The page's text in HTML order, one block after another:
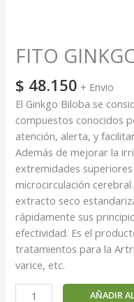
FITO
$ 48.150 + Envio
El Ginkgo Biloba se
compuestos conocidos
atención, alerta, y
Además de mejorar la
extremidades
microcirculación
extracto seco
rápidamente sus
efectividad. Es el
tratamientos para la
varice, etc.
AÑADIR